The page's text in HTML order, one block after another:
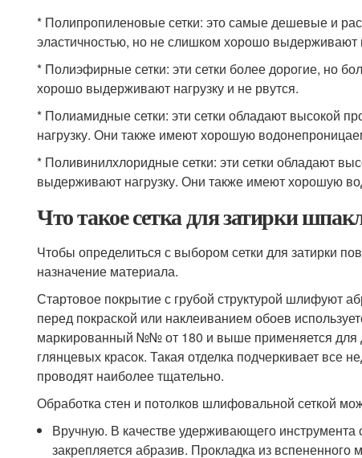
* Полипропиленовые сетки: это самые дешевые и
эластичностью, но не слишком хорошо выдерживают
* Полиэфирные сетки: эти сетки более дорогие, но
хорошо выдерживают нагрузку и не рвутся.
* Полиамидные сетки: эти сетки обладают высокой
нагрузку. Они также имеют хорошую
* Поливинилхлоридные сетки: эти сетки обладают
выдерживают нагрузку. Они также имеют хорошую
Что такое сетка для затирки
Чтобы определиться с выбором сетки для затирки
назначение материала.
Стартовое покрытие с грубой структурой
перед покраской или наклеиванием обоев
маркированный №№ от 180 и выше применяется для
глянцевых красок. Такая отделка подчеркивает все
проводят наиболее тщательно.
Обработка стен и потолков шлифовальной сеткой
Вручную. В качестве удерживающего
закрепляется абразив. Прокладка из